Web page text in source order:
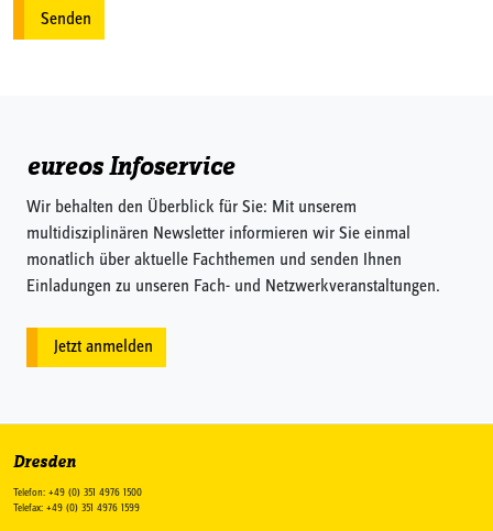
eureos Infoservice
Wir behalten den Überblick für Sie: Mit unserem
multidisziplinären Newsletter informieren wir Sie einmal
monatlich über aktuelle Fachthemen und senden Ihnen
Einladungen zu unseren Fach- und Netzwerkveranstaltungen.
Jetzt anmelden
Dresden
Telefon: +49 (0) 351 4976 1500
Telefax: +49 (0) 351 4976 1599